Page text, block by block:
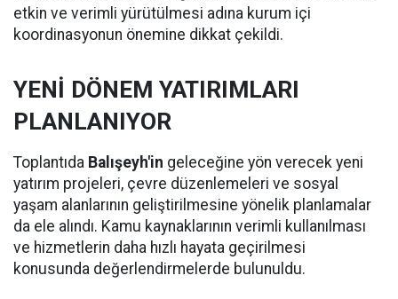
etkin ve verimli yürütülmesi adına kurum içi
koordinasyonun önemine dikkat çekildi.
YENİ DÖNEM YATIRIMLARI
PLANLANIYOR
Toplantıda Balışeyh'in geleceğine yön verecek yeni
yatırım projeleri, çevre düzenlemeleri ve sosyal
yaşam alanlarının geliştirilmesine yönelik planlamalar
da ele alındı. Kamu kaynaklarının verimli kullanılması
ve hizmetlerin daha hızlı hayata geçirilmesi
konusunda değerlendirmelerde bulunuldu.